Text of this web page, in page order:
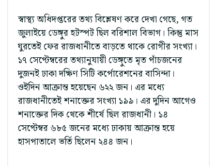
স্বাস্থ্য অধিদপ্তরের তথ্য বিশ্লেষণ করে দেখা গেছে, গত
জুলাইয়ে ডেঙ্গুর হটস্পট ছিল বরিশাল বিভাগ। কিন্তু মাস
ঘুরতেই ফের রাজধানীতে বাড়তে থাকে রোগীর সংখ্যা।
১৭ সেপ্টেম্বরের তথ্যানুযায়ী ডেঙ্গুতে মৃত পাঁচজনের
দুজনই ঢাকা দক্ষিণ সিটি কর্পোরেশনের বাসিন্দা।
ওইদিন আক্রান্ত হয়েছেন ৬২২ জন। এর মধ্যে
রাজধানীতেই শনাক্তের সংখ্যা ১৯৯। এর দুদিন আগেও
শনাক্তের দিক থেকে শীর্ষে ছিল রাজধানী। ১৪
সেপ্টেম্বর ৬৮৫ জনের মধ্যে ঢাকায় আক্রান্ত হয়ে
হাসপাতালে ভর্তি ছিলেন ২৪৪ জন।